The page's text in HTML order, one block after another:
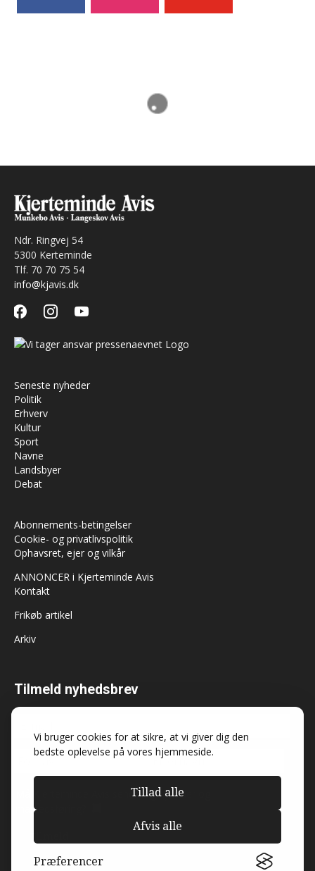
Vi bruger cookies for at sikre, at vi giver dig den
bedste oplevelse på vores hjemmeside.
Tillad alle
Afvis alle
Præferencer
Ndr. Ringvej 54
5300 Kerteminde
Tlf. 70 70 75 54
info@kjavis.dk
facebookinstagramyoutube
Seneste nyheder
Politik
Erhverv
Kultur
Sport
Navne
Landsbyer
Debat
Abonnements-betingelser
Cookie- og privatlivspolitik
Ophavsret, ejer og vilkår
ANNONCER i Kjerteminde Avis
Kontakt
Frikøb artikel
Arkiv
Tilmeld nyhedsbrev
Må Kjerteminde Avis sende dig nyheder og
markedsføring?